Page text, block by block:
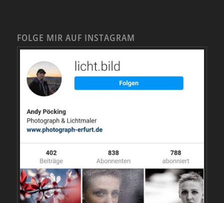
FOLGE MIR AUF INSTAGRAM